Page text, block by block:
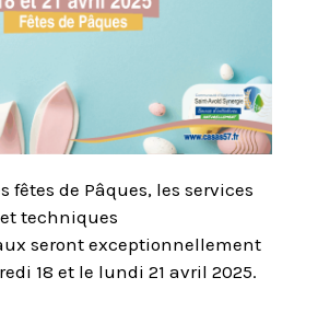
fêtes de Pâques, les services
techniques
seront exceptionnellement
18 et le lundi 21 avril 2025.